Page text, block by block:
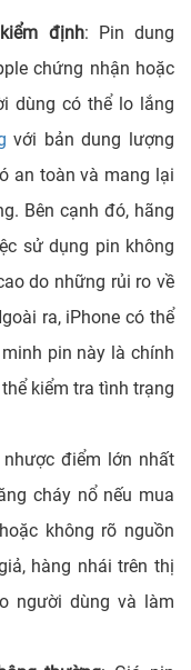
định: Pin dung
chứng nhận hoặc
dùng có thể lo lắng
với bản dung lượng
an toàn và mang lại
Bên cạnh đó, hãng
sử dụng pin không
do những rủi ro về
ra, iPhone có thể
pin này là chính
kiểm tra tình trạng
điểm lớn nhất
cháy nổ nếu mua
không rõ nguồn
hàng nhái trên thị
người dùng và làm